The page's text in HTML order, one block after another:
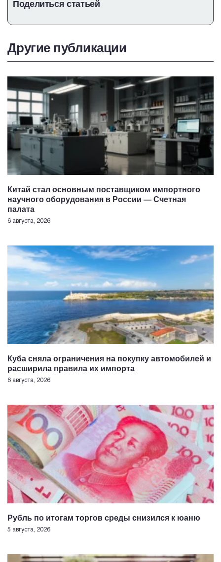
Поделиться статьей
Другие публикации
Китай стал основным поставщиком импортного
научного оборудования в России — Счетная
палата
6 августа, 2026
Куба сняла ограничения на покупку автомобилей и
расширила правила их импорта
6 августа, 2026
Рубль по итогам торгов среды снизился к юаню
5 августа, 2026